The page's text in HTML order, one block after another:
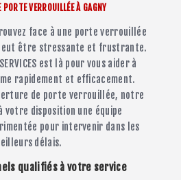
PORTE VERROUILLÉE À GAGNY
face à une porte verrouillée
être stressante et frustrante.
est là pour vous aider à
rapidement et efficacement.
de porte verrouillée, notre
votre disposition une équipe
pour intervenir dans les
délais.
qualifiés à votre service